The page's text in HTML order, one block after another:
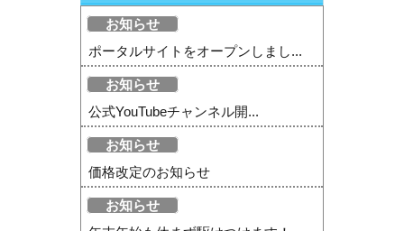
お知らせ
ポータルサイトをオープンしまし...
お知らせ
公式YouTubeチャンネル開...
お知らせ
価格改定のお知らせ
お知らせ